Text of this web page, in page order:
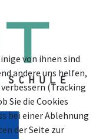
von ihnen sind
andere uns helfen,
(Tracking
Sie die Cookies
bei einer Ablehnung
der Seite zur